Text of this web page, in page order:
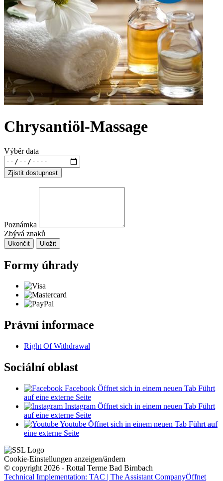
Chrysantiöl-Massage
Výběr data
Zjistit dostupnost
Poznámka
Zbývá znaků
Ukončit Uložit
Formy úhrady
Právní informace
Right Of Withdrawal
Sociální oblast
Facebook Öffnet sich in einem neuen Tab Führt
auf eine externe Seite
Instagram Öffnet sich in einem neuen Tab Führt
auf eine externe Seite
Youtube Öffnet sich in einem neuen Tab Führt auf
eine externe Seite
Cookie-Einstellungen anzeigen/ändern
© copyright 2026 - Rottal Terme Bad Birnbach
Technical Implementation: TAC | The Assistant CompanyÖffnet